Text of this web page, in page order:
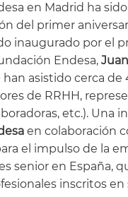
en Madrid ha
del primer
inaugurado por el
Endesa,
han asistido cerca de
de RRHH,
etc.). Una
en colaboración
el impulso de la
senior en España,
inscritos